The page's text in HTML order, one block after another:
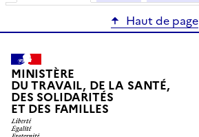
Haut de page
MINISTÈRE
DU TRAVAIL, DE LA SANTÉ,
DES SOLIDARITÉS
ET DES FAMILLES